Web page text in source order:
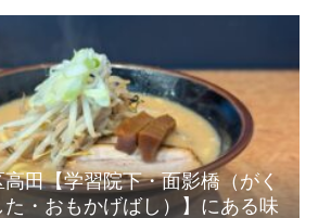
田【学習院下・面影橋（がく
た・おもかげばし）】にある味